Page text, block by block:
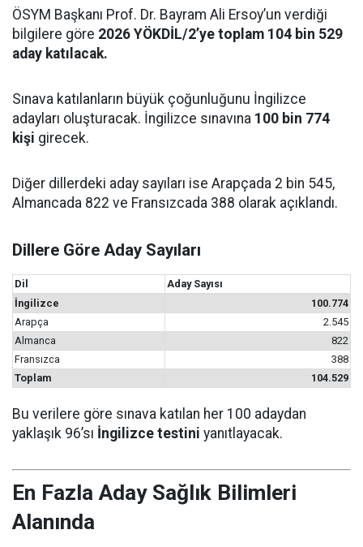
ÖSYM Başkanı Prof. Dr. Bayram Ali Ersoy’un verdiği
bilgilere göre 2026 YÖKDİL/2’ye toplam 104 bin 529
aday katılacak.
Sınava katılanların büyük çoğunluğunu İngilizce
adayları oluşturacak. İngilizce sınavına 100 bin 774
kişi girecek.
Diğer dillerdeki aday sayıları ise Arapçada 2 bin 545,
Almancada 822 ve Fransızcada 388 olarak açıklandı.
Dillere Göre Aday Sayıları
Dil
Aday Sayısı
İngilizce
100.774
Arapça
2.545
Almanca
822
Fransızca
388
Toplam
104.529
Bu verilere göre sınava katılan her 100 adaydan
yaklaşık 96’sı İngilizce testini yanıtlayacak.
En Fazla Aday Sağlık Bilimleri
Alanında